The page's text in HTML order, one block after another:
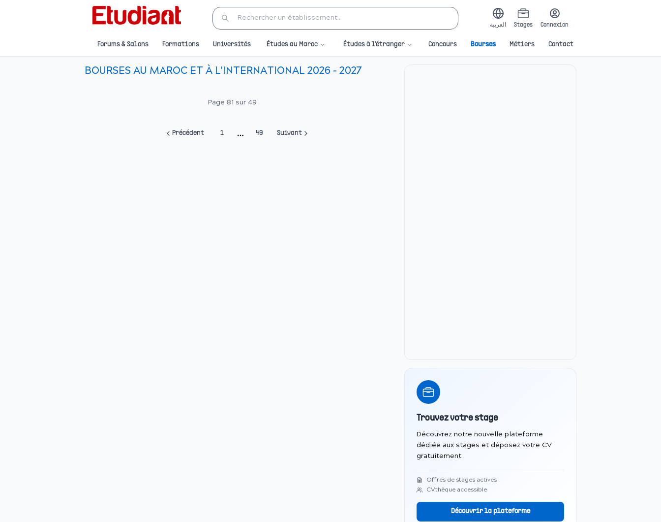
العربية Stages Connexion
Forums & Salons Formations Universités Études au Maroc Études à l'étranger Concours Bourses Métiers Contact
BOURSES AU MAROC ET À L'INTERNATIONAL 2026 - 2027
Page 81 sur 49
Précédent 1 49 Suivant
Trouvez votre stage
Découvrez notre nouvelle plateforme
dédiée aux stages et déposez votre CV
gratuitement
Offres de stages actives
CVthèque accessible
Découvrir la plateforme